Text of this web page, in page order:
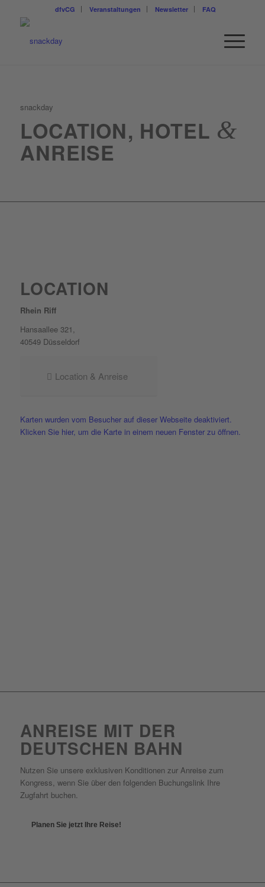
dfvCG Veranstaltungen Newsletter FAQ
snackday
LOCATION, HOTEL &
ANREISE
LOCATION
Rhein Riff
Hansaallee 321,
40549 Düsseldorf
Location & Anreise
Karten wurden vom Besucher auf dieser Webseite deaktiviert.
Klicken Sie hier, um die Karte in einem neuen Fenster zu öffnen.
ANREISE MIT DER
DEUTSCHEN BAHN
Nutzen Sie unsere exklusiven Konditionen zur Anreise zum
Kongress, wenn Sie über den folgenden Buchungslink Ihre
Zugfahrt buchen.
Planen Sie jetzt Ihre Reise!